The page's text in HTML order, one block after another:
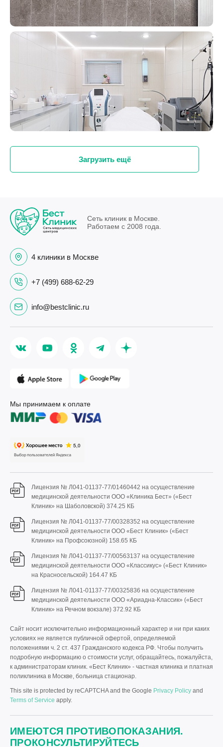
Загрузить ещё
Сеть клиник в Москве.
Работаем с 2008 года.
4 клиники в Москве
+7 (499) 688-62-29
info@bestclinic.ru
Мы принимаем к оплате
Лицензия № Л041-01137-77/01460442 на осуществление
медицинской деятельности ООО «Клиника Бест» («Бест
Клиник» на Шаболовской) 374.25 КБ
Лицензия № Л041-01137-77/00328352 на осуществление
медицинской деятельности ООО «Бест Клиник» («Бест
Клиник» на Профсоюзной) 158.65 КБ
Лицензия № Л041-01137-77/00563137 на осуществление
медицинской деятельности ООО «Классикус» («Бест Клиник»
на Красносельской) 164.47 КБ
Лицензия № Л041-01137-77/00325836 на осуществление
медицинской деятельности ООО «Ариадна-Классик» («Бест
Клиник» на Речном вокзале) 372.92 КБ
Сайт носит исключительно информационный характер и ни при каких
условиях не является публичной офертой, определяемой
положениями ч. 2 ст. 437 Гражданского кодекса РФ. Чтобы получить
подробную информацию о стоимости услуг, обращайтесь, пожалуйста,
к администраторам клиник. «Бест Клиник» - частная клиника и платная
поликлиника в Москве, больница стационар.
This site is protected by reCAPTCHA and the Google Privacy Policy and
Terms of Service apply.
ИМЕЮТСЯ ПРОТИВОПОКАЗАНИЯ.
ПРОКОНСУЛЬТИРУЙТЕСЬ